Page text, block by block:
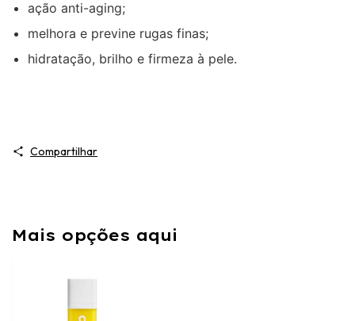
ação anti-aging;
melhora e previne rugas finas;
hidratação, brilho e firmeza à pele.
Compartilhar
Mais opções aqui